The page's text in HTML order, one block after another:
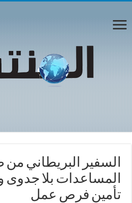
السفير البريطاني
المساعدات بلا جدوى
تأمين فرص عمل